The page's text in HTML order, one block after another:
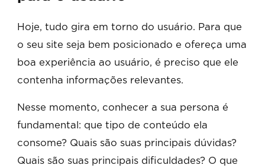
Hoje, tudo gira em torno do usuário. Para que
o seu site seja bem posicionado e ofereça uma
boa experiência ao usuário, é preciso que ele
contenha informações relevantes.
Nesse momento, conhecer a sua persona é
fundamental: que tipo de conteúdo ela
consome? Quais são suas principais dúvidas?
Quais são suas principais dificuldades? O que